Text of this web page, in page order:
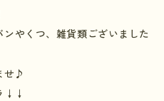
やくつ、雑貨類ございました
せ♪
↓↓